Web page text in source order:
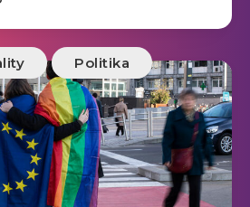
Politika